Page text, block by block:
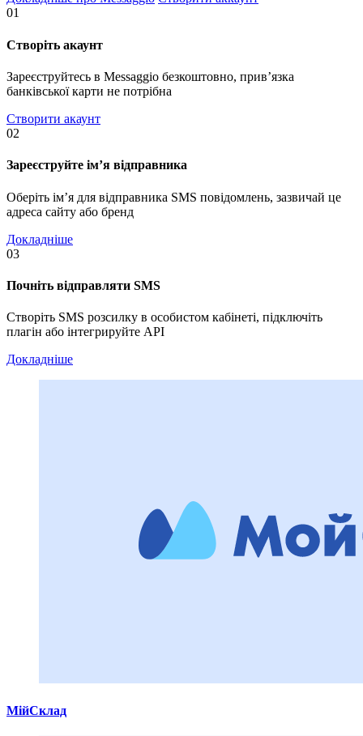
01
Створіть акаунт
Зареєструйтесь в Messaggio безкоштовно, прив’язка
банківської карти не потрібна
Створити акаунт
02
Зареєструйте ім’я відправника
Оберіть ім’я для відправника SMS повідомлень, зазвичай це
адреса сайту або бренд
Докладніше
03
Почніть відправляти SMS
Створіть SMS розсилку в особистом кабінеті, підключіть
плагін або інтегрируйте API
Докладніше
МійСклад